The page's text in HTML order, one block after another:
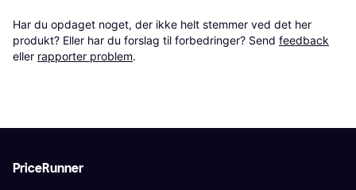
Har du opdaget noget, der ikke helt stemmer ved det her
produkt? Eller har du forslag til forbedringer? Send feedback
eller rapporter problem.
PriceRunner